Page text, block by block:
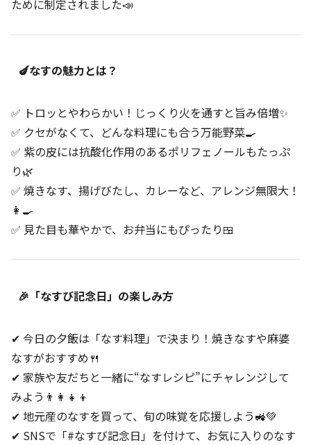
ために制定されました📣
🍆なすの魅力とは？
✅ トロッとやわらかい！じっくり火を通すと旨み倍増✨
✅ クセがなくて、どんな料理にも合う万能野菜🍳
✅ 紫の皮には抗酸化作用のあるポリフェノールもたっぷ
り🌿
✅ 焼きなす、揚げびたし、カレーなど、アレンジ無限大！
👩‍🍳
✅ 見た目も華やかで、お弁当にもぴったり🍱
🎉「なすび記念日」の楽しみ方
✔ 今日の夕飯は「なす料理」で決まり！焼きなすや麻婆
なすがおすすめ🍴
✔ 家族や友だちと一緒に“なすレシピ”にチャレンジして
みよう👨‍👩‍👧‍👦
✔ 地元産のなすを買って、旬の味覚を応援しよう🚜💚
✔ SNSで「#なすび記念日」を付けて、お気に入りのなす